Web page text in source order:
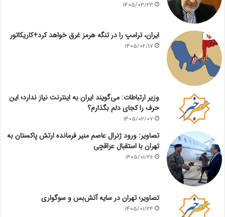
1405/03/23
ایران، ترامپ را در تنگه هرمز غرق خواهد کرد+کاریکاتور
1405/02/17
وزیر ارتباطات: می‌گویند ایران به اینترنت نیاز ندارد؛ این
حرف را کجای دلم بگذارم؟
1405/02/07
تصاویر: ورود ژنرال عاصم منیر فرمانده ارتش پاکستان به
تهران با استقبال عراقچی
1405/01/26
تصاویر؛ تهران در سایه آتش‌بس و سوگواری
1405/01/24